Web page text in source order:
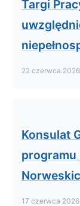
Targi
22 czerwca 2026
Konsulat
programu
17 czerwca 2026